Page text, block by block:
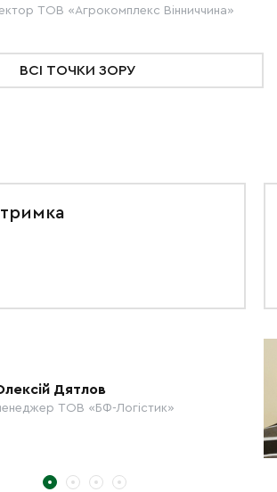
ТОВ «Агрокомплекс Вінниччина»
ВСІ ТОЧКИ ЗОРУ
Дятлов
ТОВ «БФ-Логістик»